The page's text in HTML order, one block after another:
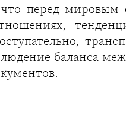
перед мировым
баланса